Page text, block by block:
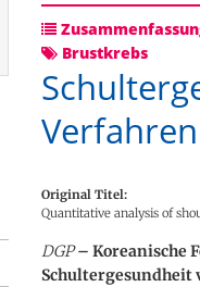
Brustkrebs
Original Titel:
Quantitative analysis of
DGP– Koreanische
Schultergesundheit